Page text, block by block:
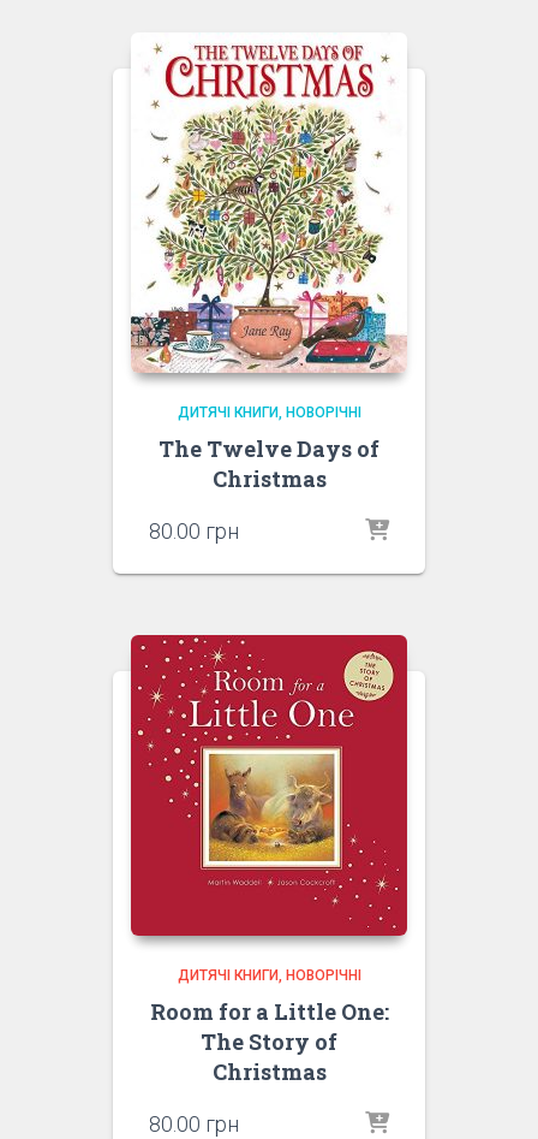
ДИТЯЧІ КНИГИ НОВОРІЧНІ
The Twelve Days of
Christmas
80.00 грн
ДИТЯЧІ КНИГИ НОВОРІЧНІ
Room for a Little One:
The Story of
Christmas
80.00 грн